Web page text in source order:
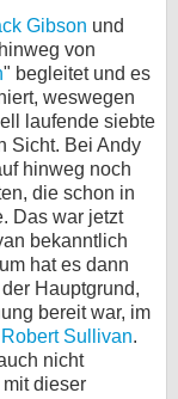
Gibson und
von
" begleitet und es
weswegen
laufende siebte
Sicht. Bei Andy
hinweg noch
die schon in
Das war jetzt
bekanntlich
hat es dann
Hauptgrund,
bereit war, im
Robert Sullivan.
nicht
dieser